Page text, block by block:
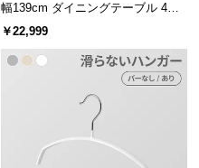
幅139cm ダイニングテーブル 4人
掛け
￥22,999